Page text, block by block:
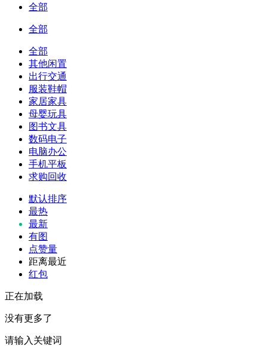
全部
全部
全部
其他闲置
出行交通
服装鞋帽
家居家具
母婴玩具
图书文具
数码电子
电脑办公
手机平板
求购回收
默认排序
最热
最新
有图
点赞量
距离最近
红包
正在加载
没有更多了
请输入关键词